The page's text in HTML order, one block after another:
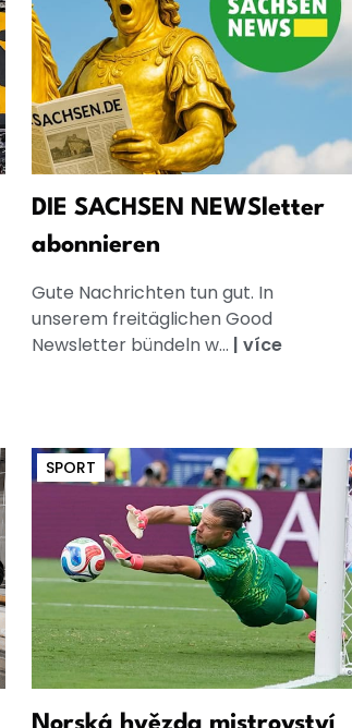
DIE SACHSEN NEWSletter
abonnieren
Gute Nachrichten tun gut. In
unserem freitäglichen Good
Newsletter bündeln w... | více
SPORT